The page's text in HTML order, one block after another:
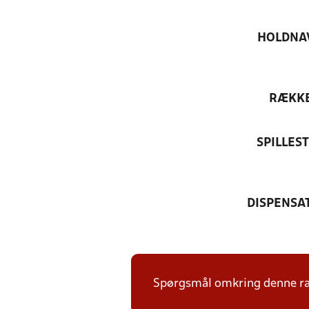
Spørgsmål omkring denne